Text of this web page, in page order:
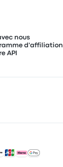
nous
d'affiliation
API